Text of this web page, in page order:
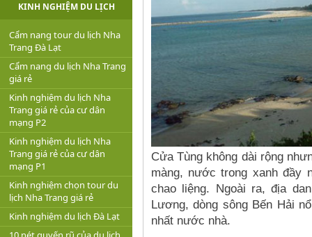
KINH NGHIỆM DU LỊCH
Cẩm nang tour du lịch Nha
Trang Đà Lạt
Cẩm nang du lịch Nha Trang
giá rẻ
Kinh nghiệm du lịch Nha
Trang giá rẻ của cư dân
mạng P2
Kinh nghiệm du lịch Nha
Trang giá rẻ của cư dân
mạng P1
Kinh nghiệm chọn tour du
lịch Nha Trang giá rẻ
Kinh nghiệm du lịch Đà Lạt
Cửa Tùng không dài rộng
màng, nước trong xanh đầy
chao liệng. Ngoài ra, địa
Lương, dòng sông Bến Hải
nhất nước nhà.